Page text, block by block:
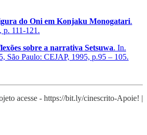
do Oni em Konjaku Monogatari.
p. 111-121.
sobre a narrativa Setsuwa. In.
São Paulo: CEJAP, 1995, p.95 – 105.
acesse - https://bit.ly/cinescrito-Apoie! |